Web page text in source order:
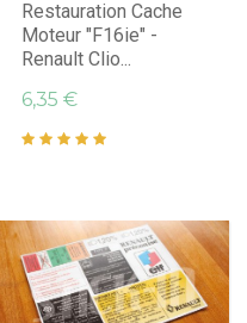
Restauration Cache
Moteur "F16ie" -
Renault Clio...
6,35 €